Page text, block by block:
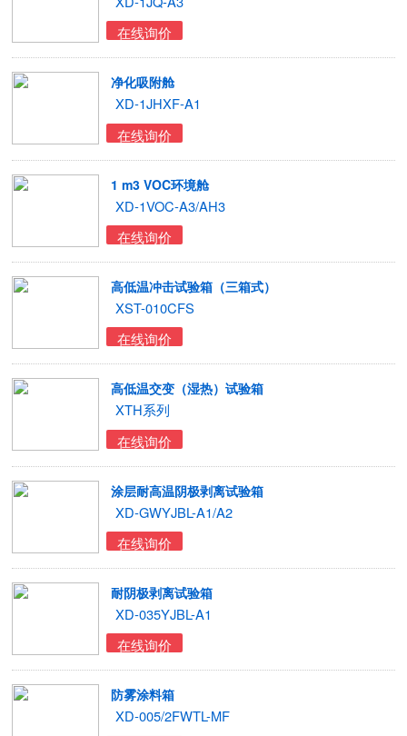
在线询价
净化吸附舱
XD-1JHXF-A1
在线询价
1 m3 VOC环境舱
XD-1VOC-A3/AH3
在线询价
高低温冲击试验箱（三箱式）
XST-010CFS
在线询价
高低温交变（湿热）试验箱
XTH系列
在线询价
涂层耐高温阴极剥离试验箱
XD-GWYJBL-A1/A2
在线询价
耐阴极剥离试验箱
XD-035YJBL-A1
在线询价
防雾涂料箱
XD-005/2FWTL-MF